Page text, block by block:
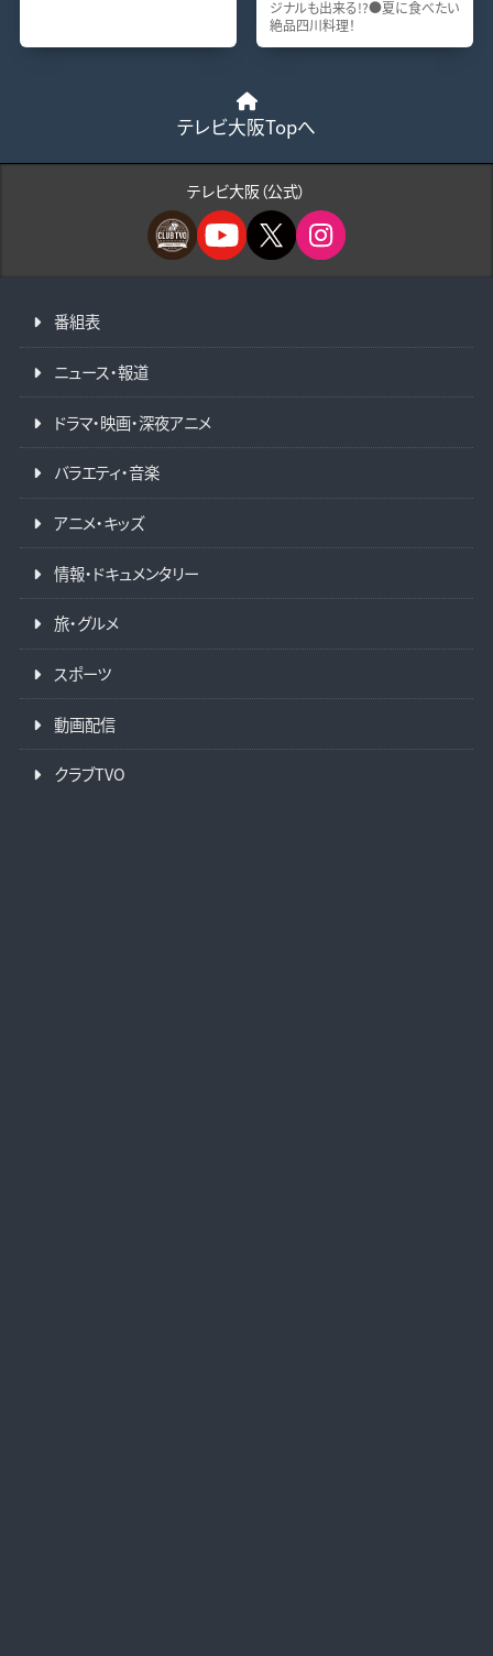
ジナルも出来る!?●夏に食べたい
絶品四川料理！
テレビ大阪Topへ
テレビ大阪（公式）
番組表
ニュース・報道
ドラマ・映画・深夜アニメ
バラエティ・音楽
アニメ・キッズ
情報・ドキュメンタリー
旅・グルメ
スポーツ
動画配信
クラブTVO